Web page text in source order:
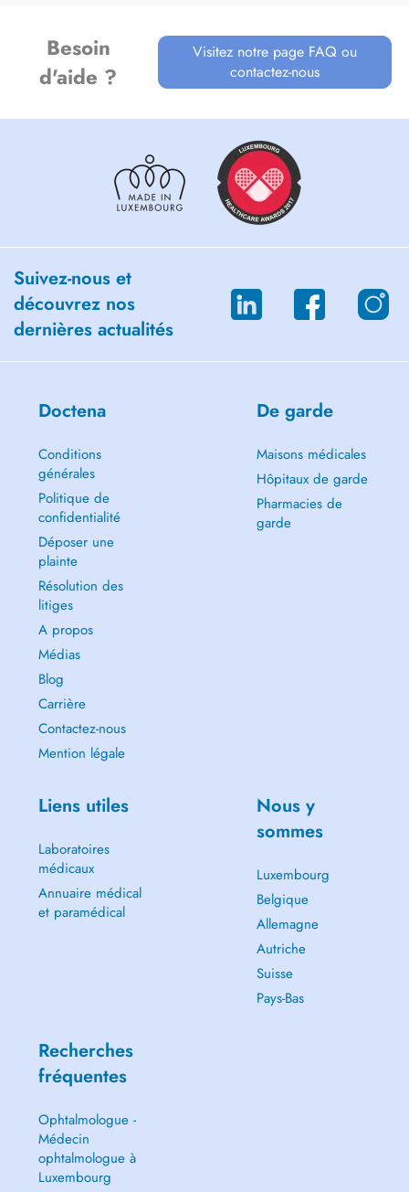
Besoin
d'aide ?
Visitez notre page FAQ ou
contactez-nous
Suivez-nous et
découvrez nos
dernières actualités
Doctena
Conditions
générales
Politique de
confidentialité
Déposer une
plainte
Résolution des
litiges
A propos
Médias
Blog
Carrière
Contactez-nous
Mention légale
De garde
Maisons médicales
Hôpitaux de garde
Pharmacies de
garde
Liens utiles
Laboratoires
médicaux
Annuaire médical
et paramédical
Nous y
sommes
Luxembourg
Belgique
Allemagne
Autriche
Suisse
Pays-Bas
Recherches
fréquentes
Ophtalmologue -
Médecin
ophtalmologue à
Luxembourg